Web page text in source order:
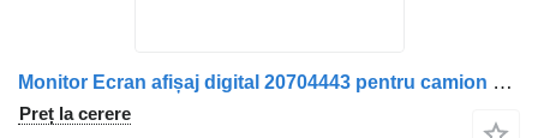
Monitor Ecran afișaj digital 20704443 pentru camion Volvo
Preț la cerere